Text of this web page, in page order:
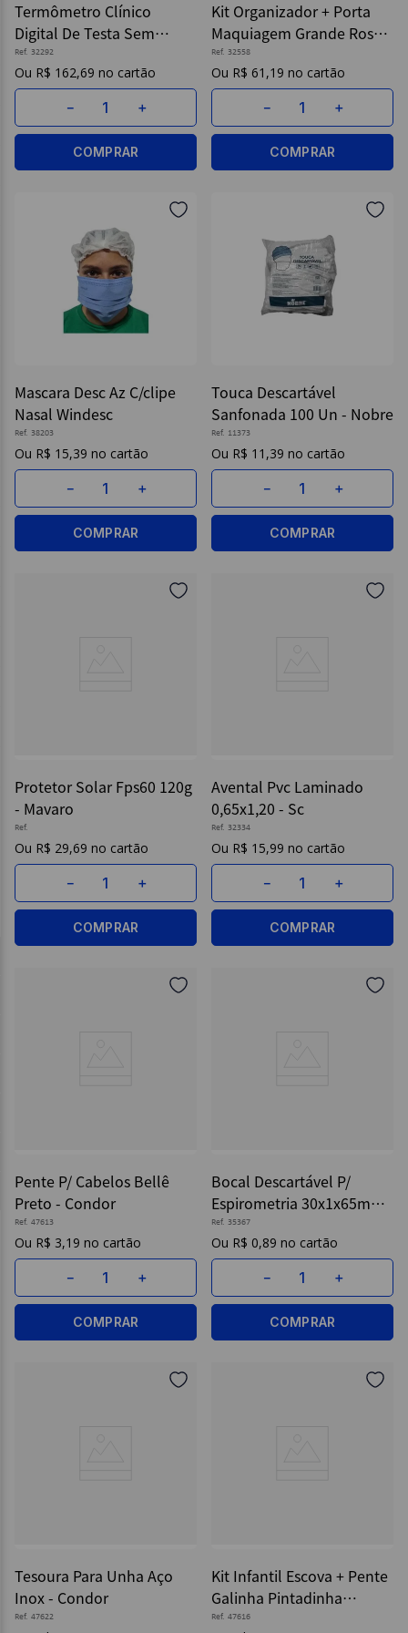
Termômetro Clínico
Digital De Testa Sem
Contato - G-TECH
Ref. 32292
R$ 162,69
＋
－
COMPRAR
Kit Organizador + Porta
Maquiagem Grande Rosa -
Dello
Ref. 32558
R$ 61 ,19
＋
－
COMPRAR
Mascara Desc Az C/clipe
Nasal Windesc
Ref. 38203
R$ 15,39
＋
－
COMPRAR
Touca Descartável
Sanfonada 100 Un - Nobre
Ref. 11373
R$ 11 ,39
＋
－
COMPRAR
Protetor Solar Fps60 120g
- Mavaro
Ref.
R$ 29,69
＋
－
COMPRAR
Avental Pvc Laminado
0,65x1,20 - Sc
Ref. 32334
R$ 15,99
＋
－
COMPRAR
Pente P/ Cabelos Bellê
Preto - Condor
Ref. 47613
R$ 3,19
＋
－
COMPRAR
Bocal Descartável P/
Espirometria 30x1x65mm -
Proarlife
Ref. 35367
R$ 0,89
＋
－
COMPRAR
Tesoura Para Unha Aço
Inox - Condor
Ref. 47622
Kit Infantil Escova + Pente
Galinha Pintadinha
Sortido - Condor
Ref. 47616
9º
post it